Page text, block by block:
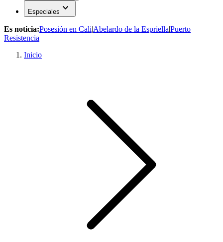
Especiales expand_more
Es noticia:Posesión en Cali|Abelardo de la Espriella|Puerto
Resistencia
Inicio